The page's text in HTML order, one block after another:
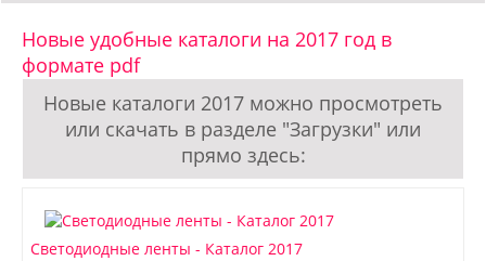
Новые удобные каталоги на 2017 год в
формате pdf
Новые каталоги 2017 можно просмотреть
или скачать в разделе "Загрузки" или
прямо здесь:
Светодиодные ленты - Каталог 2017